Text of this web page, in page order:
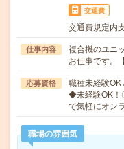
交通費
交通費規定内
仕事内容
複合機のユニ
お仕事です。
応募資格
職種未経験OK
◆未経験OK！
で気軽にオン
職場の雰囲気